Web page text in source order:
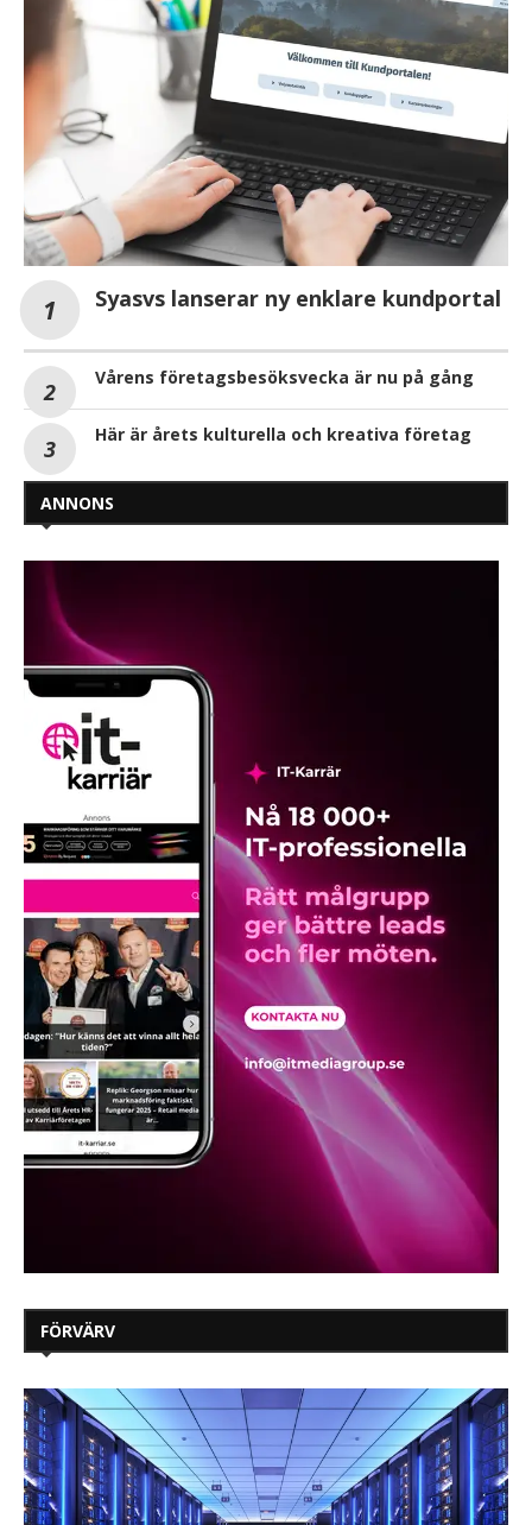
Syasvs lanserar ny enklare kundportal
Vårens företagsbesöksvecka är nu på gång
Här är årets kulturella och kreativa företag
ANNONS
FÖRVÄRV